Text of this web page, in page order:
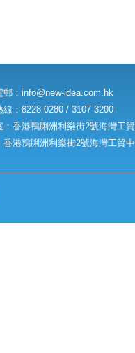
： info@new-idea.com.hk
線：8228 0280 / 3107 3200
：香港鴨脷洲利樂街2號海灣工
香港鴨脷洲利樂街2號海灣工貿